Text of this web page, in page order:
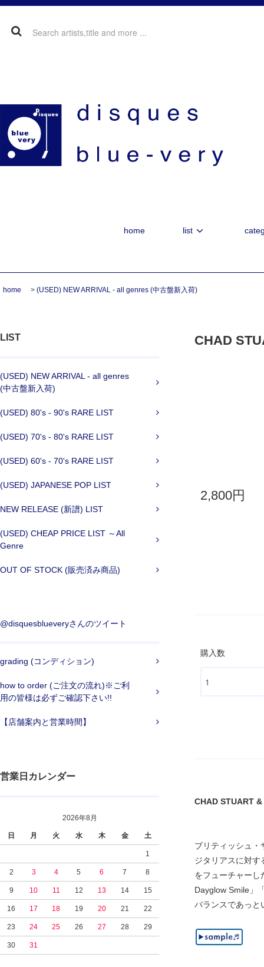
home list
home > (USED) NEW ARRIVAL - all genres (中古盤新入荷)
LIST
(USED) NEW ARRIVAL - all genres
(中古盤新入荷)
(USED) 80's - 90's RARE LIST
(USED) 70's - 80's RARE LIST
(USED) 60's - 70's RARE LIST
(USED) JAPANESE POP LIST
NEW RELEASE (新譜) LIST
(USED) CHEAP PRICE LIST ～All
Genre
OUT OF STOCK (販売済み商品)
@disquesblueveryさんのツイート
grading (コンディション)
how to order (ご注文の流れ)※ご利
用の皆様は必ずご確認下さい!!
【店舗案内と営業時間】
営業日カレンダー
2026年8月
日 月 火 水 木 金 土
1
2 3 4 5 6 7 8
9 10 11 12 13 14 15
16 17 18 19 20 21 22
23 24 25 26 27 28 29
30 31
CHAD
2,800円
購入数
CHAD STUART
ブリティッシュ
ジタリアスに対す
をフューチャー
Dayglow Smile」
バランスであっと